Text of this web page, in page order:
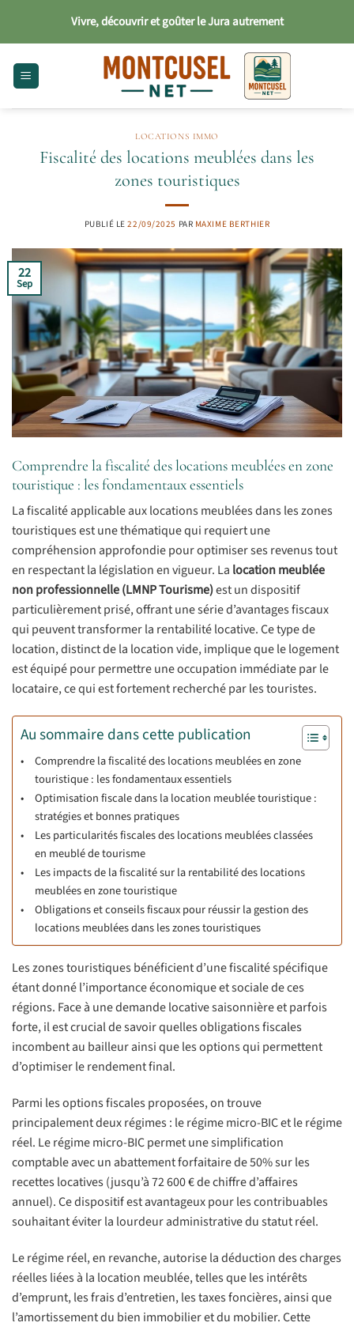
contenu
Vivre, découvrir et goûter le Jura autrement
LOCATIONS IMMO
Fiscalité des locations meublées dans les
zones touristiques
PUBLIÉ LE22/09/2025 PAR MAXIME BERTHIER
22
Sep
Comprendre la fiscalité des locations meublées en zone
touristique : les fondamentaux essentiels
La fiscalité applicable aux locations meublées dans les zones
touristiques est une thématique qui requiert une
compréhension approfondie pour optimiser ses revenus tout
en respectant la législation en vigueur. La location meublée
non professionnelle (LMNP Tourisme)est un dispositif
particulièrement prisé, offrant une série d’avantages fiscaux
qui peuvent transformer la rentabilité locative. Ce type de
location, distinct de la location vide, implique que le logement
est équipé pour permettre une occupation immédiate par le
locataire, ce qui est fortement recherché par les touristes.
Au sommaire dans cette publication
Comprendre la fiscalité des locations meublées en zone
touristique : les fondamentaux essentiels
Optimisation fiscale dans la location meublée touristique :
stratégies et bonnes pratiques
Les particularités fiscales des locations meublées classées
en meublé de tourisme
Les impacts de la fiscalité sur la rentabilité des locations
meublées en zone touristique
Obligations et conseils fiscaux pour réussir la gestion des
locations meublées dans les zones touristiques
Les zones touristiques bénéficient d’une fiscalité spécifique
étant donné l’importance économique et sociale de ces
régions. Face à une demande locative saisonnière et parfois
forte, il est crucial de savoir quelles obligations fiscales
incombent au bailleur ainsi que les options qui permettent
d’optimiser le rendement final.
Parmi les options fiscales proposées, on trouve
principalement deux régimes : le régime micro-BIC et le régime
réel. Le régime micro-BIC permet une simplification
comptable avec un abattement forfaitaire de 50% sur les
recettes locatives (jusqu’à 72 600 € de chiffre d’affaires
annuel). Ce dispositif est avantageux pour les contribuables
souhaitant éviter la lourdeur administrative du statut réel.
Le régime réel, en revanche, autorise la déduction des charges
réelles liées à la location meublée, telles que les intérêts
d’emprunt, les frais d’entretien, les taxes foncières, ainsi que
l’amortissement du bien immobilier et du mobilier. Cette